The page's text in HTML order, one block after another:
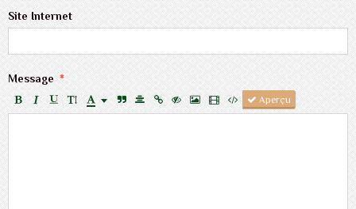
Site Internet
Message
Aperçu